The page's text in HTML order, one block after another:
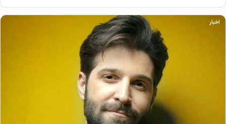
اخبار